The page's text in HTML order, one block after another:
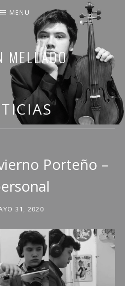
MELLADO
MI VIDA
MENU
Porteño –
31, 2020